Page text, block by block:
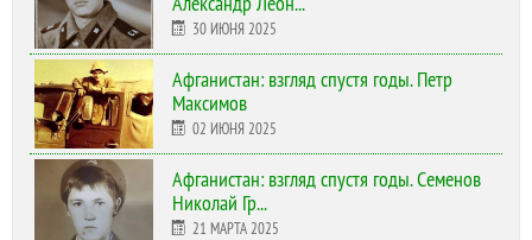
30 ИЮНЯ 2025
Афганистан: взгляд спустя годы. Петр
Максимов
02 ИЮНЯ 2025
Афганистан: взгляд спустя годы. Семенов
Николай Гр...
21 МАРТА 2025